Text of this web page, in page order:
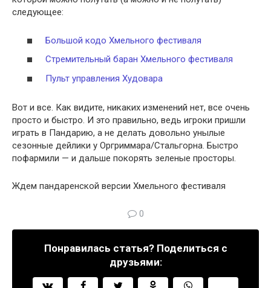
следующее:
Большой кодо Хмельного фестиваля
Стремительный баран Хмельного фестиваля
Пульт управления Худовара
Вот и все. Как видите, никаких изменений нет, все очень
просто и быстро. И это правильно, ведь игроки пришли
играть в Пандарию, а не делать довольно унылые
сезонные дейлики у Оргриммара/Стальгорна. Быстро
пофармили — и дальше покорять зеленые просторы.
Ждем пандаренской версии Хмельного фестиваля
0
Понравилась статья? Поделиться с
друзьями: